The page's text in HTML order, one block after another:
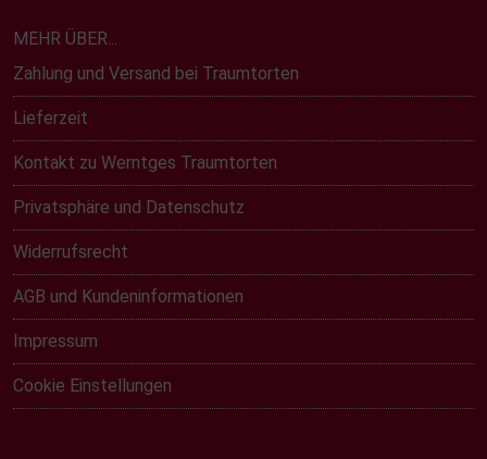
MEHR ÜBER...
Zahlung und Versand bei Traumtorten
Lieferzeit
Kontakt zu Werntges Traumtorten
Privatsphäre und Datenschutz
Widerrufsrecht
AGB und Kundeninformationen
Impressum
Cookie Einstellungen